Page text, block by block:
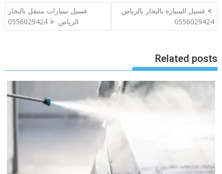
تصفّح
المقالات
غسيل السيارة بالبخار بالرياض
0556029424
غسيل سيارات متنقل بالبخار
الرياض 0556029424
Related posts